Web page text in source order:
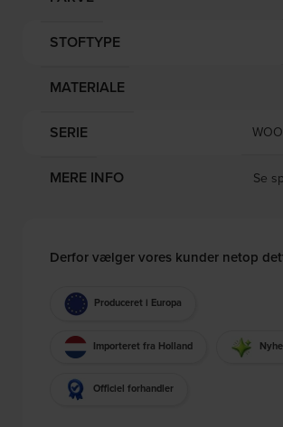
STOFTYPE
MATERIALE
SERIE
MERE INFO Se
Derfor vælger vores kunder netop
Produceret i Europa
Importeret fra Holland
Officiel forhandler